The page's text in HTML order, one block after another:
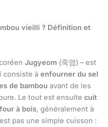
vieilli ? Définition et
Jugyeom (죽염) – est
consiste à enfourner du sel
de bambou avant de les
Le tout est ensuite cuit
à bois, généralement à
pas une simple cuisson :